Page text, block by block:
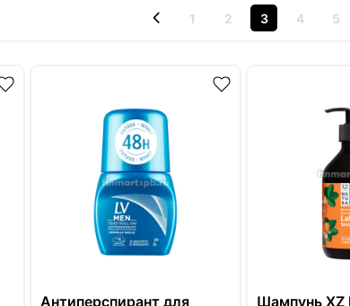
1 2 3 4 5
Антиперспирант для
Шампунь XZ